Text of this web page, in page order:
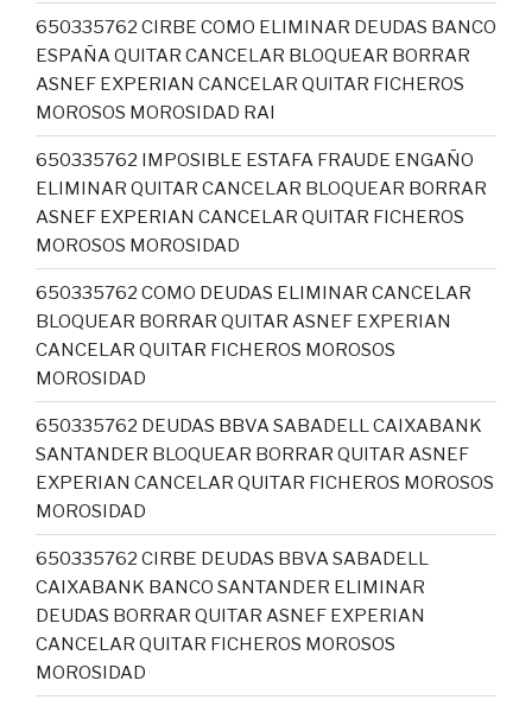
650335762 CIRBE COMO ELIMINAR DEUDAS BANCO
ESPAÑA QUITAR CANCELAR BLOQUEAR BORRAR
ASNEF EXPERIAN CANCELAR QUITAR FICHEROS
MOROSOS MOROSIDAD RAI
650335762 IMPOSIBLE ESTAFA FRAUDE ENGAÑO
ELIMINAR QUITAR CANCELAR BLOQUEAR BORRAR
ASNEF EXPERIAN CANCELAR QUITAR FICHEROS
MOROSOS MOROSIDAD
650335762 COMO DEUDAS ELIMINAR CANCELAR
BLOQUEAR BORRAR QUITAR ASNEF EXPERIAN
CANCELAR QUITAR FICHEROS MOROSOS
MOROSIDAD
650335762 DEUDAS BBVA SABADELL CAIXABANK
SANTANDER BLOQUEAR BORRAR QUITAR ASNEF
EXPERIAN CANCELAR QUITAR FICHEROS MOROSOS
MOROSIDAD
650335762 CIRBE DEUDAS BBVA SABADELL
CAIXABANK BANCO SANTANDER ELIMINAR
DEUDAS BORRAR QUITAR ASNEF EXPERIAN
CANCELAR QUITAR FICHEROS MOROSOS
MOROSIDAD